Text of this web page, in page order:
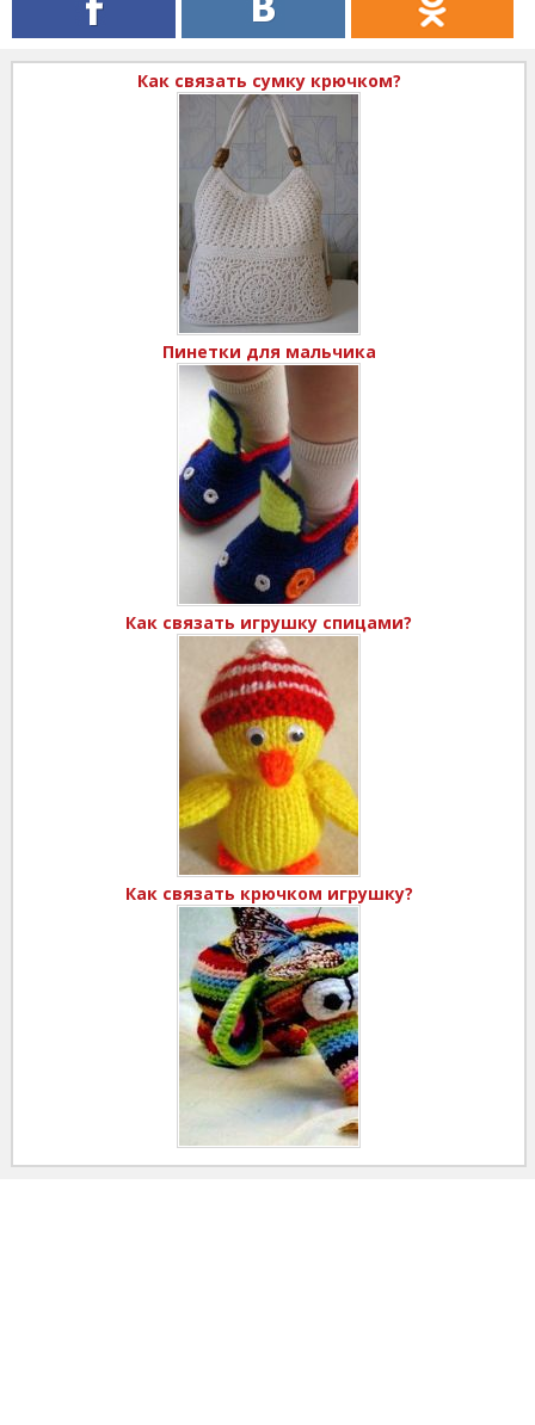
Как связать сумку крючком?
Пинетки для мальчика
Как связать игрушку спицами?
Как связать крючком игрушку?